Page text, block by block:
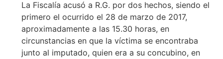
La Fiscalía acusó a R.G. por dos hechos, siendo el
primero el ocurrido el 28 de marzo de 2017,
aproximadamente a las 15.30 horas, en
circunstancias en que la víctima se encontraba
junto al imputado, quien era a su concubino, en